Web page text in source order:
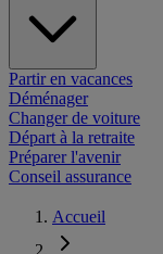
Partir en vacances
Déménager
Changer de voiture
Départ à la retraite
Préparer l'avenir
Conseil assurance
Accueil